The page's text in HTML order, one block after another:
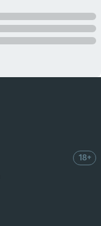
18+